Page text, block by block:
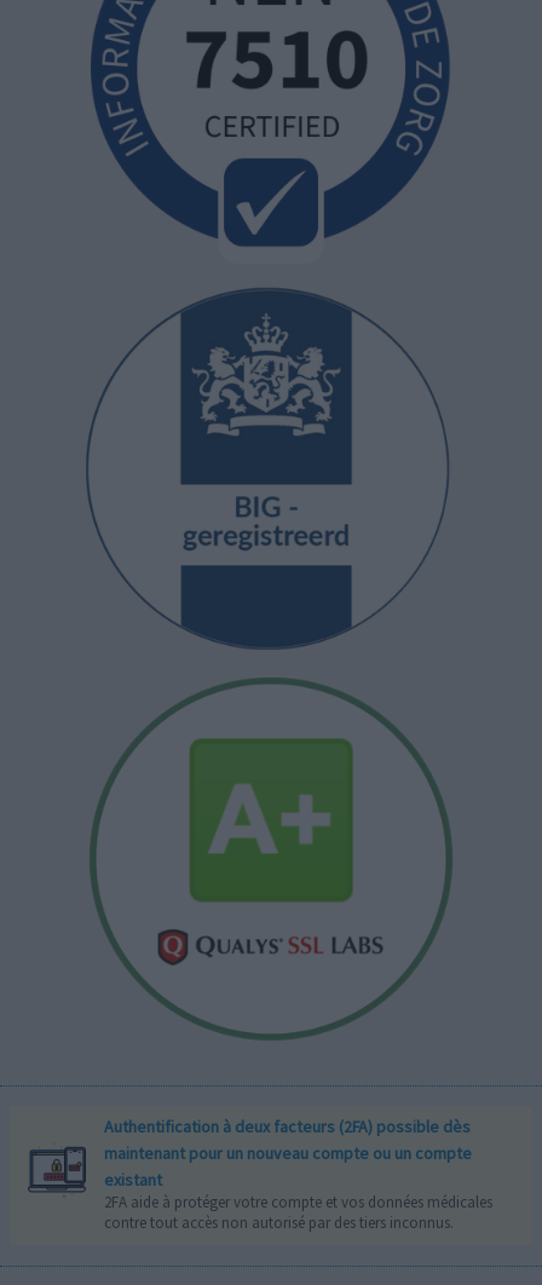
Authentification à deux facteurs (2FA) possible dès
maintenant pour un nouveau compte ou un compte
existant
2FA aide à protéger votre compte et vos données médicales
contre tout accès non autorisé par des tiers inconnus.